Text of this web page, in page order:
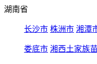
湖南省
长沙市 株洲市 湘潭
娄底市 湘西土家族